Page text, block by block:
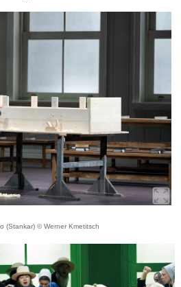
(Stankar) © Werner Kmetitsch